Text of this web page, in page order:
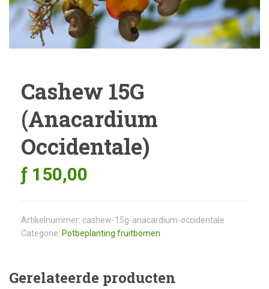
Cashew 15G
(Anacardium
Occidentale)
ƒ 150,00
Artikelnummer: cashew-15g-anacardium-occidentale
Categorie: Potbeplanting fruitbomen
Gerelateerde producten